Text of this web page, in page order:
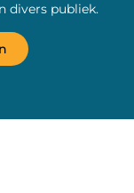
divers publiek.